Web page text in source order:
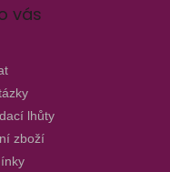
vás
lhůty
zboží